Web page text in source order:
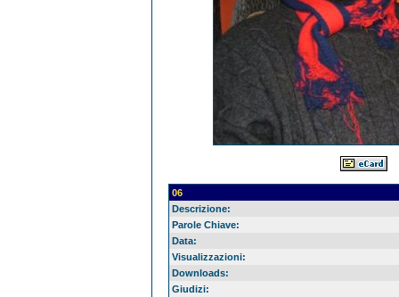
06
Descrizione:
Parole Chiave:
Data:
Visualizzazioni:
Downloads:
Giudizi: